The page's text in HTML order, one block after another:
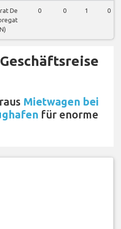
De
0 0 1 0
Mietwagen bei
für enorme